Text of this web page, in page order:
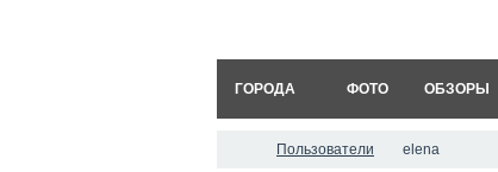
ГОРОДА ФОТО ОБЗОРЫ
Пользователи elena